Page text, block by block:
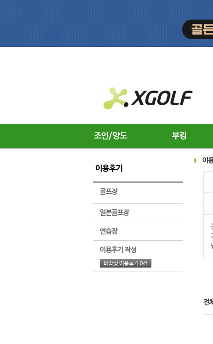
조인/양도 부킹
이용후기
골프장
일본골프장
연습장
이용후기 작성
미작성 이용후기 0건
이
전